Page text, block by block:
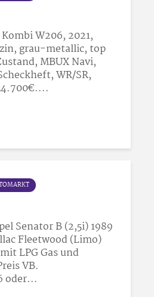
W206, 2021,
grau-metallic, top
MBUX Navi,
WR/SR,
Senator B (2,5i) 1989
Fleetwood (Limo)
LPG Gas und
VB.
oder...